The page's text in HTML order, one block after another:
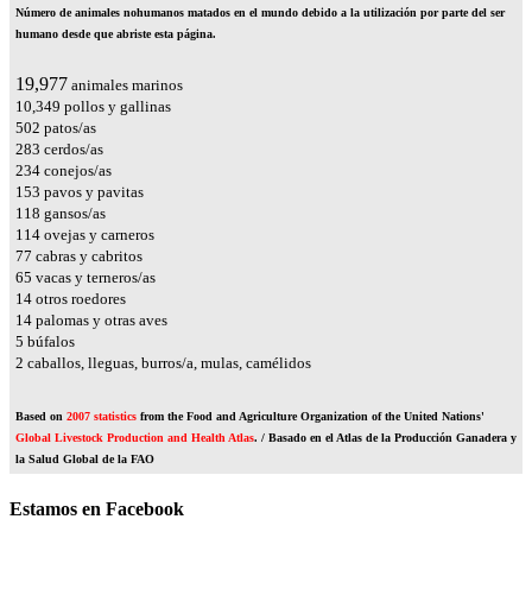
Número de animales nohumanos matados en el mundo debido a la utilización por parte del ser
humano desde que abriste esta página.
24,258 animales marinos
12,566 pollos y gallinas
610 patos/as
344 cerdos/as
284 conejos/as
186 pavos y pavitas
144 gansos/as
139 ovejas y carneros
93 cabras y cabritos
79 vacas y terneros/as
18 otros roedores
17 palomas y otras aves
6 búfalos
2 caballos, lleguas, burros/a, mulas, camélidos
Based on 2007 statistics from the Food and Agriculture Organization of the United Nations'
Global Livestock Production and Health Atlas. / Basado en el Atlas de la Producción Ganadera y
la Salud Global de la FAO
Estamos en Facebook